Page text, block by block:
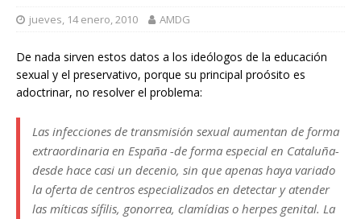
jueves, 14 enero, 2010 AMDG
De nada sirven estos datos a los ideólogos de la educación
sexual y el preservativo, porque su principal proósito es
adoctrinar, no resolver el problema:
Las infecciones de transmisión sexual aumentan de forma
extraordinaria en España -de forma especial en Cataluña-
desde hace casi un decenio, sin que apenas haya variado
la oferta de centros especializados en detectar y atender
las míticas sífilis, gonorrea, clamídias o herpes genital. La